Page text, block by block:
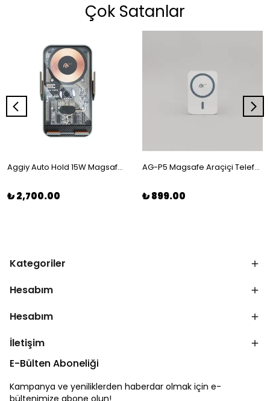
Çok Satanlar
Aggiy Auto Hold 15W Magsafe Wireless Kablosuz Şarj Araç Magnetic Telefon Tutucu
₺ 2,700.00
AG-P5 Magsafe Araçiçi Telefon Tutucu, Şarj Aleti
₺ 899.00
Kategoriler
Hesabım
Hesabım
İletişim
E-Bülten Aboneliği
Kampanya ve yeniliklerden haberdar olmak için e-
bültenimize abone olun!